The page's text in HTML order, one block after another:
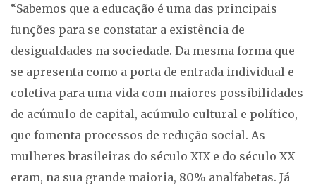
“Sabemos que a educação é uma das principais
funções para se constatar a existência de
desigualdades na sociedade. Da mesma forma que
se apresenta como a porta de entrada individual e
coletiva para uma vida com maiores possibilidades
de acúmulo de capital, acúmulo cultural e político,
que fomenta processos de redução social. As
mulheres brasileiras do século XIX e do século XX
eram, na sua grande maioria, 80% analfabetas. Já